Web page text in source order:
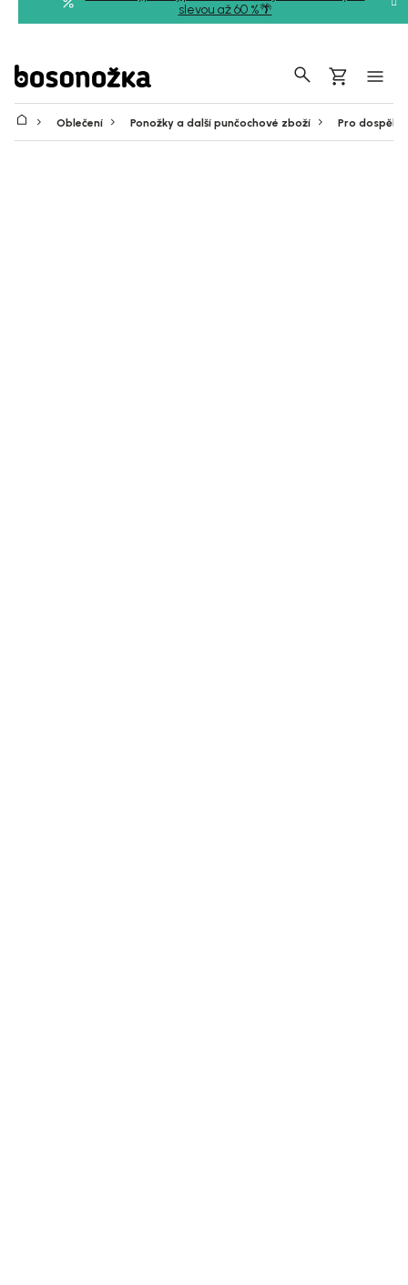
slevou až 60 %🌴
Hledat
Nákupní
košík
Oblečení Ponožky a další punčochové zboží Pro dospělé